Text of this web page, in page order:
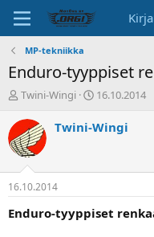
MP-tekniikka
Enduro-tyyppiset
K
s
k
u
s
t
e
l
Twini-Wingi
A
o
p
ä
16.10.2014
Twini-Wingi
16.10.2014
Enduro-tyyppiset